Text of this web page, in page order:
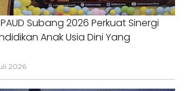
Subang 2026 Perkuat Sinergi
Anak Usia Dini Yang
2026